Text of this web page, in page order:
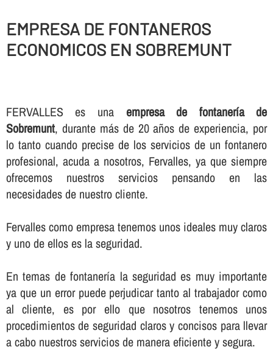
EMPRESA DE FONTANEROS
ECONOMICOS EN SOBREMUNT
FERVALLES es una empresa de fontanerí­a de
Sobremunt, durante más de 20 años de experiencia, por
lo tanto cuando precise de los servicios de un fontanero
profesional, acuda a nosotros, Fervalles, ya que siempre
ofrecemos nuestros servicios pensando en las
necesidades de nuestro cliente.
Fervalles como empresa tenemos unos ideales muy claros
y uno de ellos es la seguridad.
En temas de fontanerí­a la seguridad es muy importante
ya que un error puede perjudicar tanto al trabajador como
al cliente, es por ello que nosotros tenemos unos
procedimientos de seguridad claros y concisos para llevar
a cabo nuestros servicios de manera eficiente y segura.